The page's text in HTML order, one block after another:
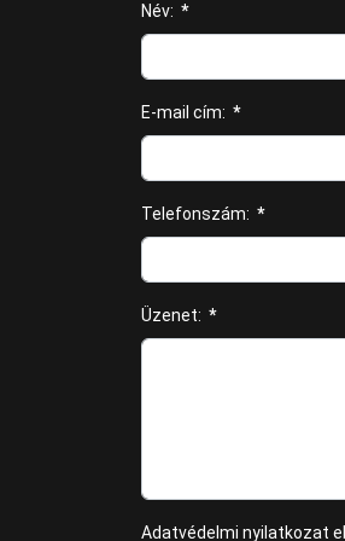
Név: *
E-mail cím: *
Telefonszám: *
Üzenet: *
Adatvédelmi nyilatkozat